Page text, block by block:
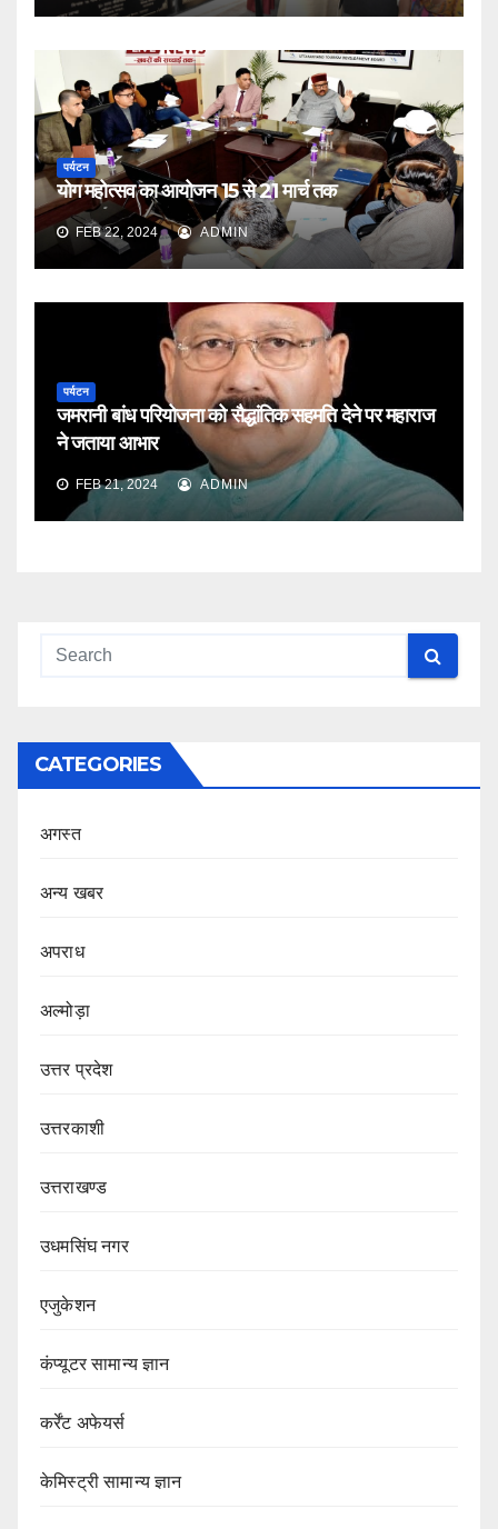
पर्यटन
योग महोत्सव का आयोजन 15 से 21 मार्च तक
FEB 22, 2024 ADMIN
पर्यटन
जमरानी बांध परियोजना को सैद्धांतिक सहमति देने पर महाराज
ने जताया आभार
FEB 21, 2024 ADMIN
CATEGORIES
अगस्त
अन्य खबर
अपराध
अल्मोड़ा
उत्तर प्रदेश
उत्तरकाशी
उत्तराखण्ड
उधमसिंघ नगर
एजुकेशन
कंप्यूटर सामान्य ज्ञान
कर्रेंट अफेयर्स
केमिस्ट्री सामान्य ज्ञान